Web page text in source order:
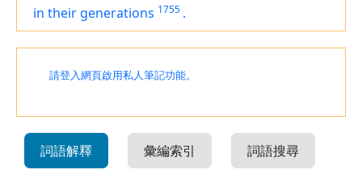
in their generations 1755 .
請登入網頁啟用私人筆記功能。
詞語解釋 彙編索引 詞語搜尋